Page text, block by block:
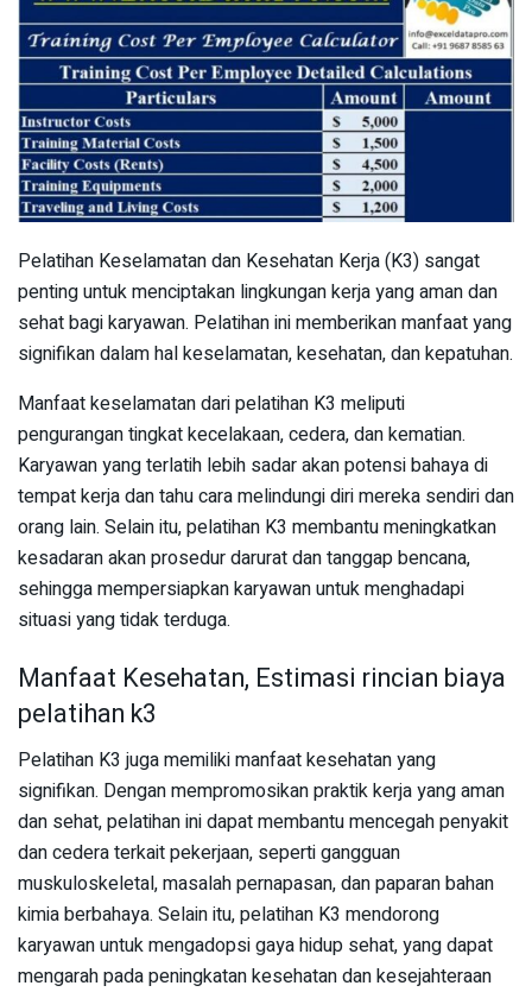
Pelatihan Keselamatan dan Kesehatan Kerja (K3) sangat
penting untuk menciptakan lingkungan kerja yang aman dan
sehat bagi karyawan. Pelatihan ini memberikan manfaat yang
signifikan dalam hal keselamatan, kesehatan, dan kepatuhan.
Manfaat keselamatan dari pelatihan K3 meliputi
pengurangan tingkat kecelakaan, cedera, dan kematian.
Karyawan yang terlatih lebih sadar akan potensi bahaya di
tempat kerja dan tahu cara melindungi diri mereka sendiri dan
orang lain. Selain itu, pelatihan K3 membantu meningkatkan
kesadaran akan prosedur darurat dan tanggap bencana,
sehingga mempersiapkan karyawan untuk menghadapi
situasi yang tidak terduga.
Manfaat Kesehatan, Estimasi rincian biaya
pelatihan k3
Pelatihan K3 juga memiliki manfaat kesehatan yang
signifikan. Dengan mempromosikan praktik kerja yang aman
dan sehat, pelatihan ini dapat membantu mencegah penyakit
dan cedera terkait pekerjaan, seperti gangguan
muskuloskeletal, masalah pernapasan, dan paparan bahan
kimia berbahaya. Selain itu, pelatihan K3 mendorong
karyawan untuk mengadopsi gaya hidup sehat, yang dapat
mengarah pada peningkatan kesehatan dan kesejahteraan